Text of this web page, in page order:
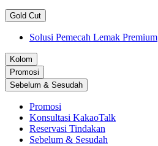
Gold Cut
Solusi Pemecah Lemak Premium
Kolom
Promosi
Sebelum & Sesudah
Promosi
Konsultasi KakaoTalk
Reservasi Tindakan
Sebelum & Sesudah